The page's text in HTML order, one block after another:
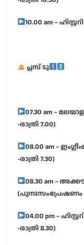
10.00 am –
പ്ലസ് ടു
07.30 am –
-രാത്രി 7.00)
08.00 am –
-രാത്രി 7.30)
08.30 am –
(പുനഃസംപ്രേഷണം -
04.00 pm –
-രാത്രി 8.30)